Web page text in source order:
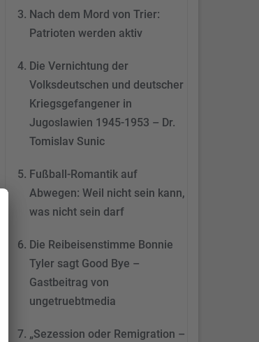
zu, um dieses Video
anzusehen.
Mehr
Informationen
Akzeptieren
Powered by
Usercentrics Consent
Nach dem Mord von Trier:
Patrioten werden aktiv
Die Vernichtung der
Volksdeutschen und deutscher
Kriegsgefangener in
Jugoslawien 1945-1953 – Dr.
Tomislav Sunic
Fußball-Romantik auf
Abwegen: Weil nicht sein kann,
was nicht sein darf
Die Reibeisenstimme Bonnie
Tyler sagt Good Bye –
Gastbeitrag von
ungetruebtmedia
„Sezession oder Remigration –